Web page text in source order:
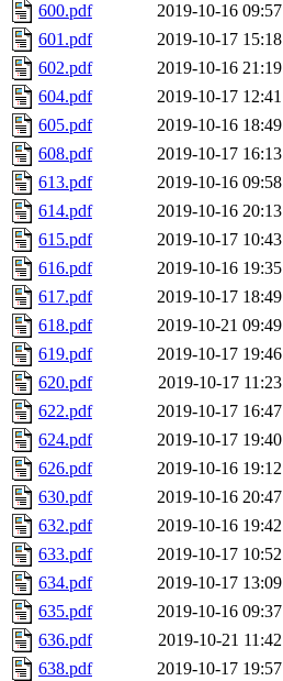
600.pdf
2019-10-16 09:57
601.pdf
2019-10-17 15:18
602.pdf
2019-10-16 21:19
604.pdf
2019-10-17 12:41
605.pdf
2019-10-16 18:49
608.pdf
2019-10-17 16:13
613.pdf
2019-10-16 09:58
614.pdf
2019-10-16 20:13
615.pdf
2019-10-17 10:43
616.pdf
2019-10-16 19:35
617.pdf
2019-10-17 18:49
618.pdf
2019-10-21 09:49
619.pdf
2019-10-17 19:46
620.pdf
2019-10-17 11:23
622.pdf
2019-10-17 16:47
624.pdf
2019-10-17 19:40
626.pdf
2019-10-16 19:12
630.pdf
2019-10-16 20:47
632.pdf
2019-10-16 19:42
633.pdf
2019-10-17 10:52
634.pdf
2019-10-17 13:09
635.pdf
2019-10-16 09:37
636.pdf
2019-10-21 11:42
638.pdf
2019-10-17 19:57